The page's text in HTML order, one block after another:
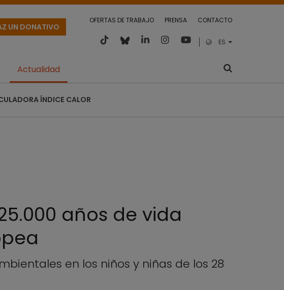
OFERTAS DE TRABAJO PRENSA CONTACTO
ES
UN DONATIVO
Actualidad
ÍNDICE CALOR
años de vida
en los niños y niñas de los 28